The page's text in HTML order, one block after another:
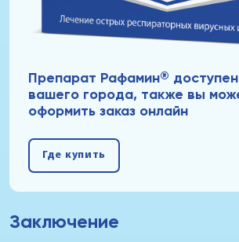
Препарат Рафамин®
вашего города, также вы
оформить заказ онлайн
Где купить
Заключение